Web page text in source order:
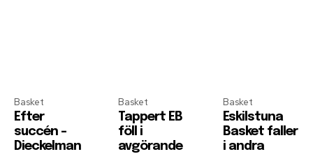
Basket
Efter
succén –
Dieckelman
Basket
Tappert EB
föll i
avgörande
Basket
Eskilstuna
Basket faller
i andra